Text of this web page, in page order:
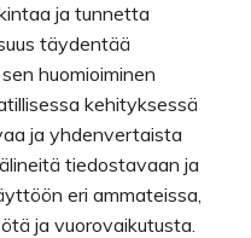
ja tunnetta
täydentää
huomioiminen
kehityksessä
ja yhdenvertaista
tiedostavaan ja
eri ammateissa,
ja vuorovaikutusta.